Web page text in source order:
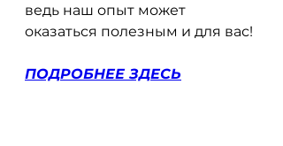
ведь наш опыт может
оказаться полезным и для вас!
ПОДРОБНЕЕ ЗДЕСЬ